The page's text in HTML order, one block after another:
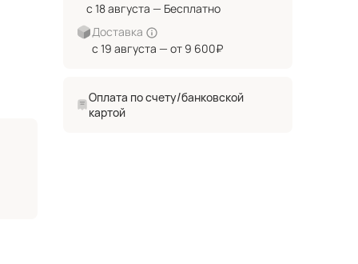
с 18 августа — Бесплатно
Доставка
с 19 августа — от 9 600₽
Оплата по счету/банковской
картой